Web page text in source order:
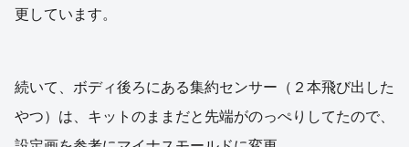
更しています。
続いて、ボディ後ろにある集約センサー（２本飛び出した
やつ）は、キットのままだと先端がのっぺりしてたので、